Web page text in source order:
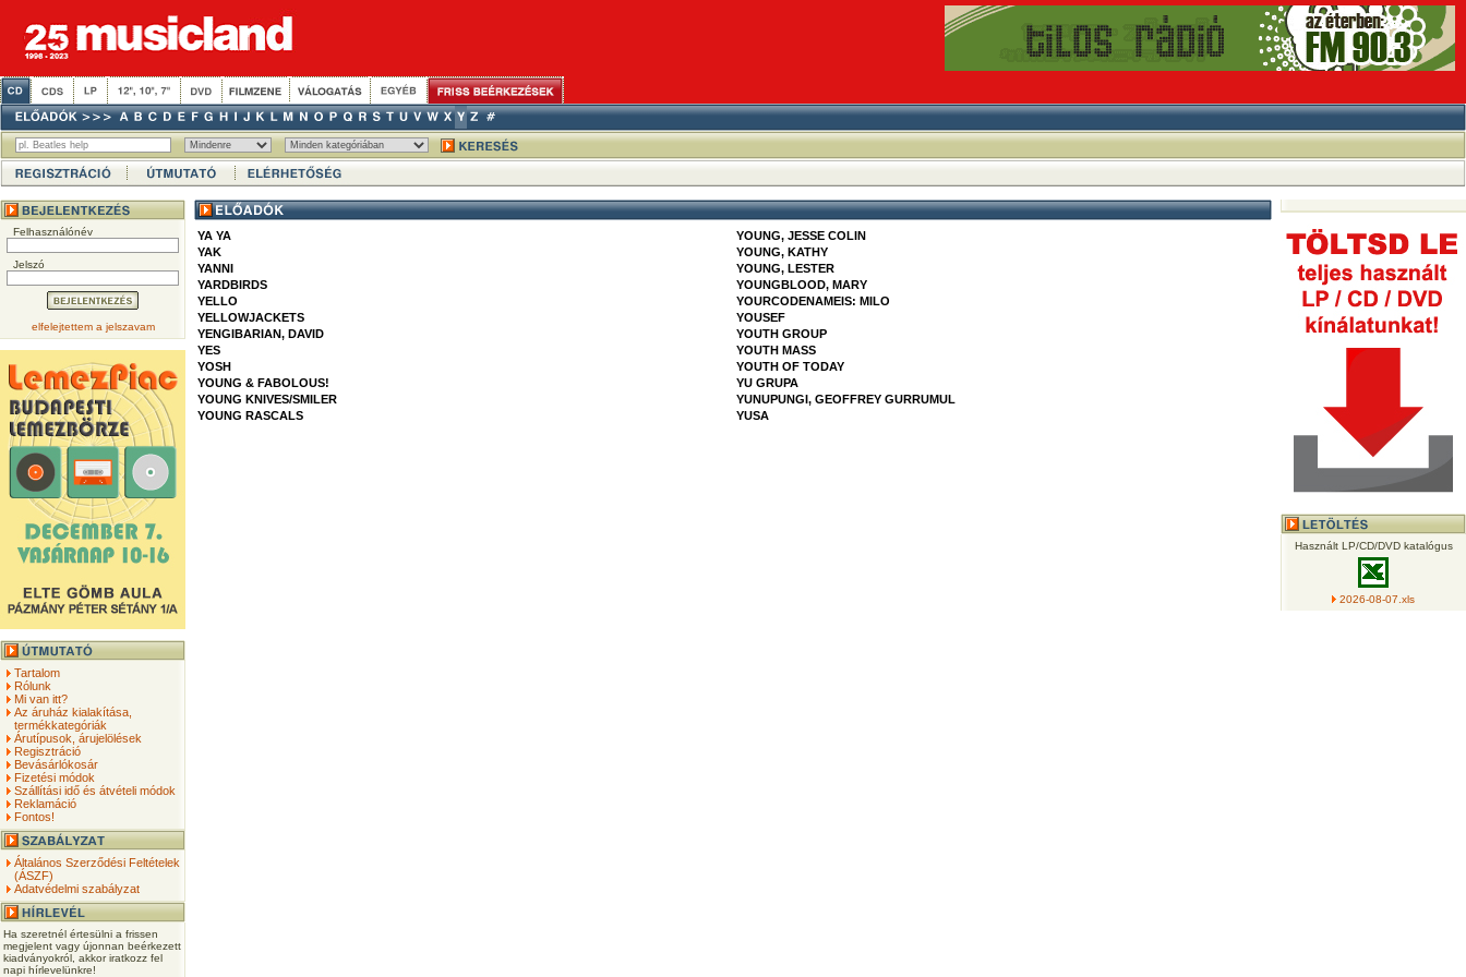
Felhasználónév
Jelszó
elfelejtettem a jelszavam
Tartalom
Rólunk
Mi van itt?
Az áruház kialakítása,
termékkategóriák
Árutípusok, árujelölések
Regisztráció
Bevásárlókosár
Fizetési módok
Szállítási idő és átvételi módok
Reklamáció
Fontos!
Általános Szerződési Feltételek
(ÁSZF)
Adatvédelmi szabályzat
Ha szeretnél értesülni a frissen
megjelent vagy újonnan beérkezett
kiadványokról, akkor iratkozz fel
napi hírlevelünkre!
YA YA
YAK
YANNI
YARDBIRDS
YELLO
YELLOWJACKETS
YENGIBARIAN, DAVID
YES
YOSH
YOUNG & FABOLOUS!
YOUNG KNIVES/SMILER
YOUNG RASCALS
YOUNG, JESSE COLIN
YOUNG, KATHY
YOUNG, LESTER
YOUNGBLOOD, MARY
YOURCODENAMEIS: MILO
YOUSEF
YOUTH GROUP
YOUTH MASS
YOUTH OF TODAY
YU GRUPA
YUNUPUNGI, GEOFFREY GURRUMUL
YUSA
Használt LP/CD/DVD katalógus
2026-08-07.xls